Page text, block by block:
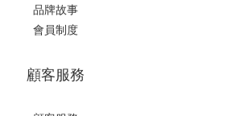
品牌故事
會員制度
顧客服務